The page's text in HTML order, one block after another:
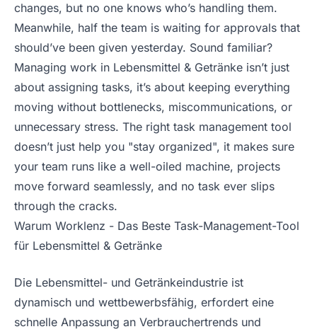
changes, but no one knows who’s handling them.
Meanwhile, half the team is waiting for approvals that
should’ve been given yesterday. Sound familiar?
Managing work in Lebensmittel & Getränke isn’t just
about assigning tasks, it’s about keeping everything
moving without bottlenecks, miscommunications, or
unnecessary stress. The right task management tool
doesn’t just help you "stay organized", it makes sure
your team runs like a well-oiled machine, projects
move forward seamlessly, and no task ever slips
through the cracks.
Warum Worklenz - Das Beste Task-Management-Tool
für Lebensmittel & Getränke
Die Lebensmittel- und Getränkeindustrie ist
dynamisch und wettbewerbsfähig, erfordert eine
schnelle Anpassung an Verbrauchertrends und